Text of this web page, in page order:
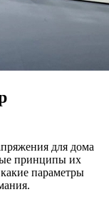
для дома
принципы их
параметры